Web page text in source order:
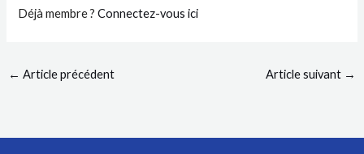
Déjà membre ?Connectez-vous ici
← Article précédent Article suivant →